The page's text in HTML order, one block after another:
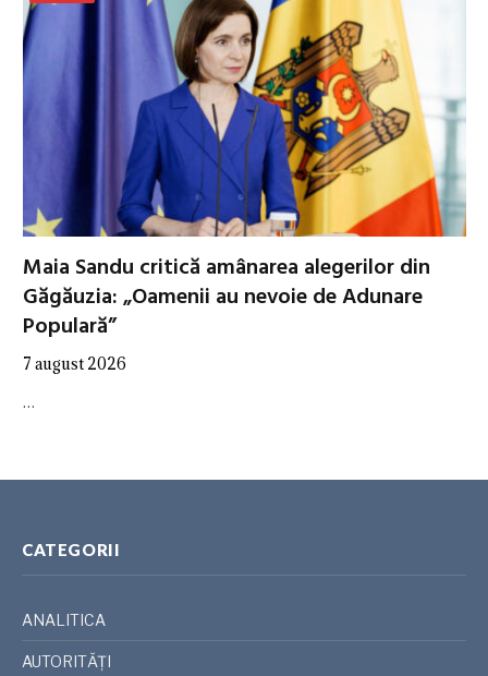
Maia Sandu critică amânarea alegerilor din
Găgăuzia: „Oamenii au nevoie de Adunare
Populară”
7 august 2026
…
CATEGORII
ANALITICA
AUTORITĂȚI